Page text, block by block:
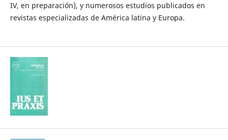
IV, en preparación), y numerosos estudios publicados en
revistas especializadas de América latina y Europa.